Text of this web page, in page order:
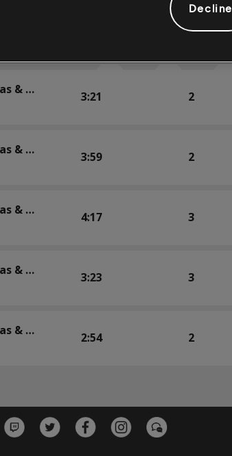
3
The Mamas & The Papas
3:21 2
The Mamas & The Papas
3:59 2
The Mamas & The Papas
4:17 3
The Mamas & The Papas
3:23 3
The Mamas & The Papas
2:54 2
Decline